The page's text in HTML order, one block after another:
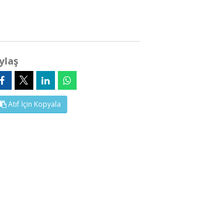
Atıf İçin Kopyala